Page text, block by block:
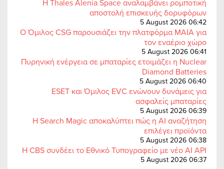
Η Thales Alenia Space αναλαμβάνει ρομποτική
αποστολή επισκευής δορυφόρων
5 August 2026 06:42
Ο Όμιλος CSG παρουσιάζει την πλατφόρμα MAIA για
τον εναέριο χώρο
5 August 2026 06:41
Πυρηνική ενέργεια σε μπαταρίες ετοιμάζει η Nuclear
Diamond Batteries
5 August 2026 06:40
ESET και Όμιλος EVC ενώνουν δυνάμεις για
ασφαλείς μπαταρίες
5 August 2026 06:39
Η Search Magic αποκαλύπτει πώς η AI αναζήτηση
επιλέγει προϊόντα
5 August 2026 06:38
Η CBS συνδέει το Εθνικό Τυπογραφείο με νέο AI API
5 August 2026 06:37